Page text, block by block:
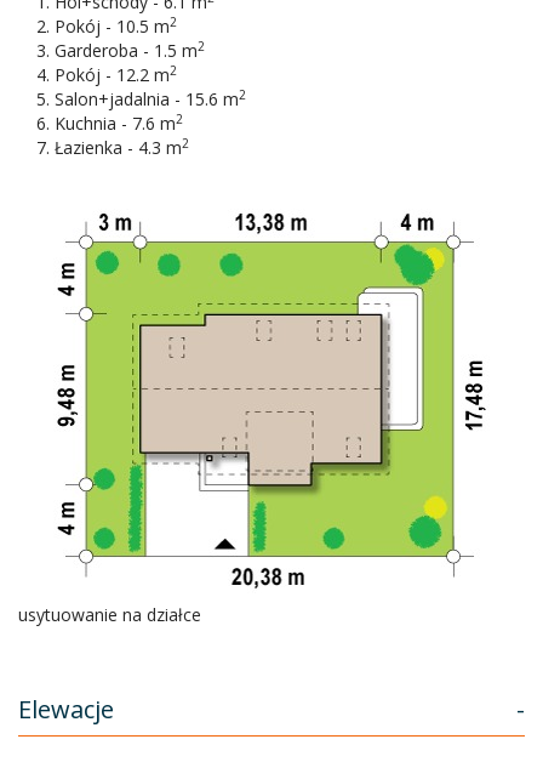
Pokój - 10.5 m2
Garderoba - 1.5 m2
Pokój - 12.2 m2
Salon+jadalnia - 15.6 m2
Kuchnia - 7.6 m2
Łazienka - 4.3 m2
usytuowanie na działce
Elewacje -